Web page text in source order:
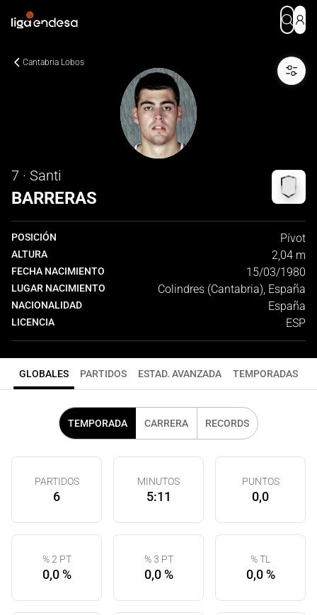
Cantabria Lobos
7 · Santi
BARRERAS
POSICIÓN Pívot
ALTURA 2,04 m
FECHA NACIMIENTO 15/03/1980
LUGAR NACIMIENTO Colindres (Cantabria), España
NACIONALIDAD España
LICENCIA ESP
GLOBALES PARTIDOS ESTAD. AVANZADA TEMPORADAS
TEMPORADA CARRERA RECORDS
PARTIDOS
6
MINUTOS
5:11
PUNTOS
0,0
% 2 PT
0,0 %
% 3 PT
0,0 %
% TL
0,0 %